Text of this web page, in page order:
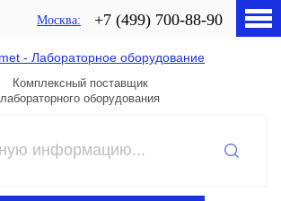
Москва +7 (499) 700-88-90
Комплексный поставщик
лабораторного оборудования